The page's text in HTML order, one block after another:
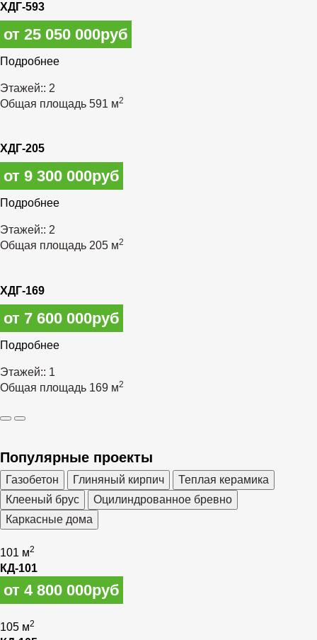
ХДГ-593
от 25 050 000руб
Подробнее
Этажей:: 2
Общая площадь 591 м2
ХДГ-205
от 9 300 000руб
Подробнее
Этажей:: 2
Общая площадь 205 м2
ХДГ-169
от 7 600 000руб
Подробнее
Этажей:: 1
Общая площадь 169 м2
Популярные проекты
Газобетон Глиняный кирпич
Теплая керамика
Клееный брус
Оцилиндрованное бревно
Каркасные дома
101 м2
КД-101
от 4 800 000руб
105 м2